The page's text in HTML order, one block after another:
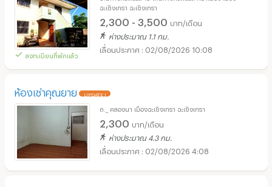
ลงทะเบียนที่พักแล้ว
ฉะเชิงเทรา ฉะเชิงเทรา
2,300 - 3,500 บาท/เดือน
ห่างประมาณ 1.1 กม.
02/08/2026 10:08
ห้องเช่าคุณยาย UPDATE !
ถ._ คลองนา เมืองฉะเชิงเทรา ฉะเชิงเทรา
2,300 บาท/เดือน
ห่างประมาณ 4.3 กม.
02/08/2026 4:08